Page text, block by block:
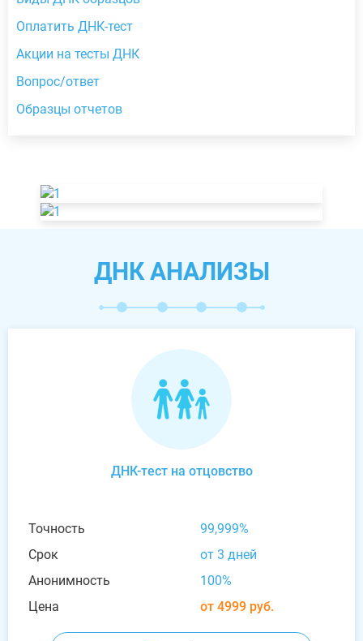
Оплатить ДНК-тест
Акции на тесты ДНК
Вопрос/ответ
Образцы отчетов
ДНК АНАЛИЗЫ
ДНК-тест на отцовство
Точность
99,999%
Срок
от 3 дней
Анонимность
100%
Цена
от 4999 руб.